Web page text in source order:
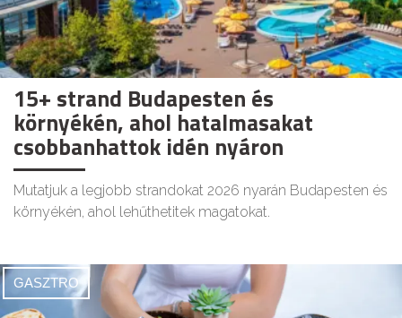
15+ strand Budapesten és
környékén, ahol hatalmasakat
csobbanhattok idén nyáron
Mutatjuk a legjobb strandokat 2026 nyarán Budapesten és
környékén, ahol lehűthetitek magatokat.
GASZTRO